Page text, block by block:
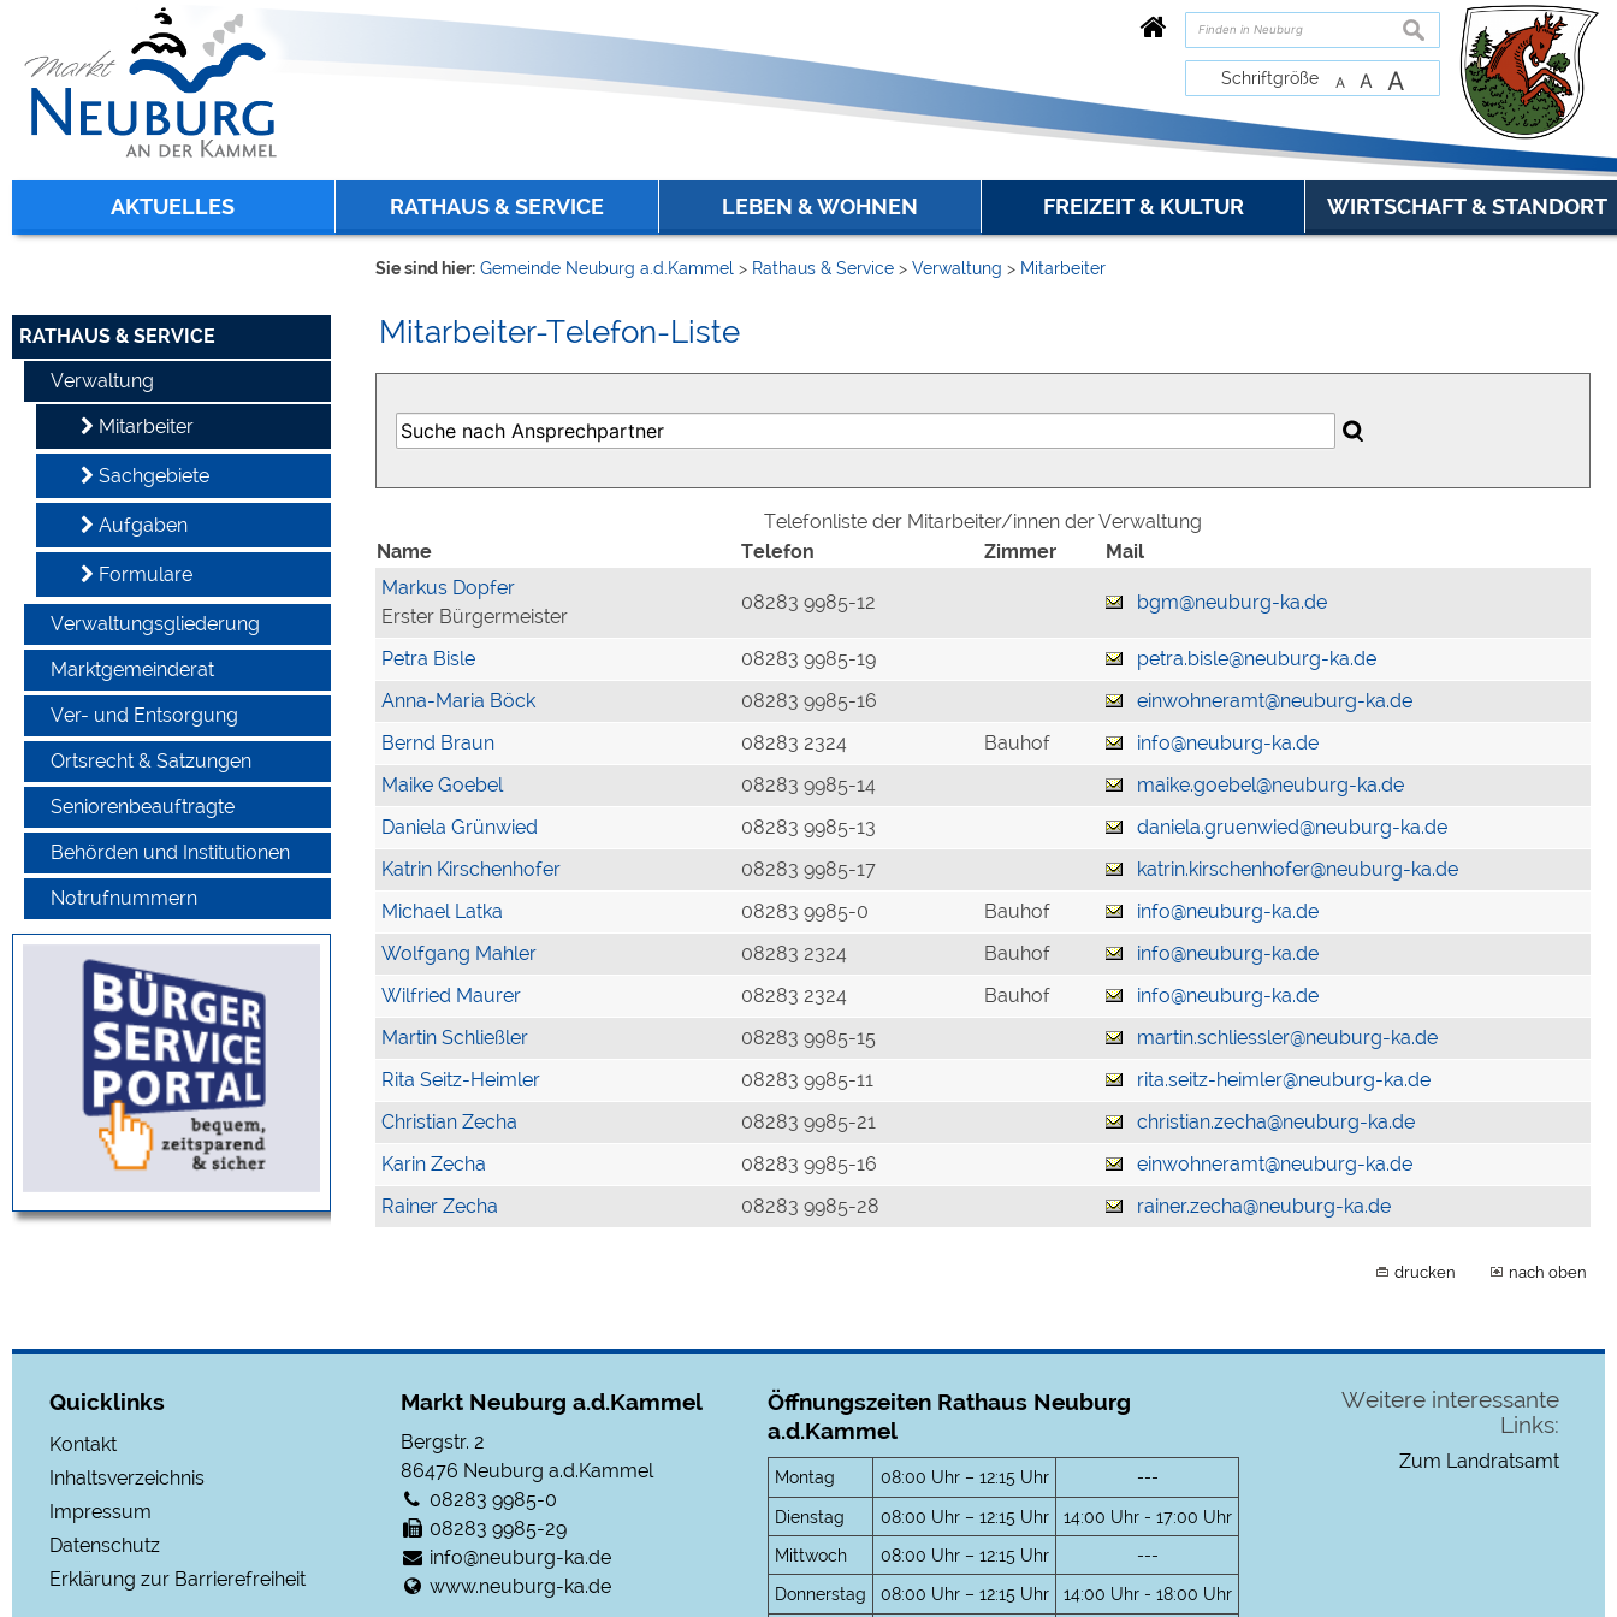
zur Navigation oder zur Startseitespringen.
suchen
Schriftgröße A A A
AKTUELLES RATHAUS & SERVICE LEBEN & WOHNEN FREIZEIT & KULTUR WIRTSCHAFT & STANDORT
RATHAUS & SERVICE
Verwaltung
Mitarbeiter
Sachgebiete
Aufgaben
Formulare
Verwaltungsgliederung
Marktgemeinderat
Ver- und Entsorgung
Ortsrecht & Satzungen
Seniorenbeauftragte
Behörden und Institutionen
Notrufnummern
Sie sind hier: Gemeinde Neuburg a.d.Kammel > Rathaus & Service > Verwaltung > Mitarbeiter
Mitarbeiter-Telefon-Liste
Telefonliste der Mitarbeiter/innen der Verwaltung
Name
Telefon Zimmer
Mail
Markus Dopfer
Erster Bürgermeister
08283 9985-12 bgm@neuburg-ka.de
Petra Bisle 08283 9985-19
petra.bisle@neuburg-ka.de
Anna-Maria Böck
08283 9985-16
einwohneramt@neuburg-ka.de
Bernd Braun
08283 2324 Bauhof
info@neuburg-ka.de
Maike Goebel
08283 9985-14
maike.goebel@neuburg-ka.de
Daniela Grünwied
08283 9985-13
daniela.gruenwied@neuburg-ka.de
Katrin Kirschenhofer
08283 9985-17
katrin.kirschenhofer@neuburg-ka.de
Michael Latka
08283 9985-0 Bauhof
info@neuburg-ka.de
Wolfgang Mahler
08283 2324 Bauhof
info@neuburg-ka.de
Wilfried Maurer
08283 2324 Bauhof
info@neuburg-ka.de
Martin Schließler
08283 9985-15
martin.schliessler@neuburg-ka.de
Rita Seitz-Heimler
08283 9985-11
rita.seitz-heimler@neuburg-ka.de
Christian Zecha
08283 9985-21
christian.zecha@neuburg-ka.de
Karin Zecha
08283 9985-16
einwohneramt@neuburg-ka.de
Rainer Zecha
08283 9985-28 rainer.zecha@neuburg-ka.de
drucken nach oben
Quicklinks
Kontakt
Inhaltsverzeichnis
Impressum
Datenschutz
Erklärung zur Barrierefreiheit
Markt Neuburg a.d.Kammel
Bergstr. 2
86476 Neuburg a.d.Kammel
08283 9985-0
08283 9985-29
info@neuburg-ka.de
www.neuburg-ka.de
Öffnungszeiten Rathaus Neuburg
a.d.Kammel
Montag 08:00 Uhr – 12:15 Uhr
---
Dienstag
08:00 Uhr – 12:15 Uhr
14:00 Uhr - 17:00 Uhr
Mittwoch
08:00 Uhr – 12:15 Uhr
---
Donnerstag
08:00 Uhr – 12:15 Uhr 14:00 Uhr - 18:00 Uhr
Weitere interessante
Links:
Zum Landratsamt